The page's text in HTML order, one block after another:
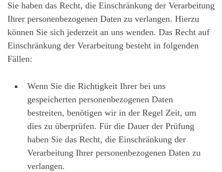
Sie haben das Recht, die Einschränkung der Verarbeitung
Ihrer personenbezogenen Daten zu verlangen. Hierzu
können Sie sich jederzeit an uns wenden. Das Recht auf
Einschränkung der Verarbeitung besteht in folgenden
Fällen:
Wenn Sie die Richtigkeit Ihrer bei uns
gespeicherten personenbezogenen Daten
bestreiten, benötigen wir in der Regel Zeit, um
dies zu überprüfen. Für die Dauer der Prüfung
haben Sie das Recht, die Einschränkung der
Verarbeitung Ihrer personenbezogenen Daten zu
verlangen.